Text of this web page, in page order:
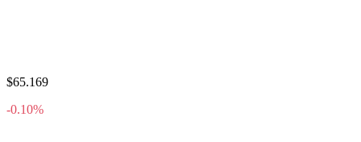
$65.169
-0.10%